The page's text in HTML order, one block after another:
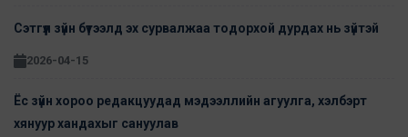
Сэтгүүл зүйн бүтээлд эх сурвалжаа тодорхой дурдах нь зүйтэй
2026-04-15
Ёс зүйн хороо редакцуудад мэдээллийн агуулга, хэлбэрт
хянуур хандахыг сануулав